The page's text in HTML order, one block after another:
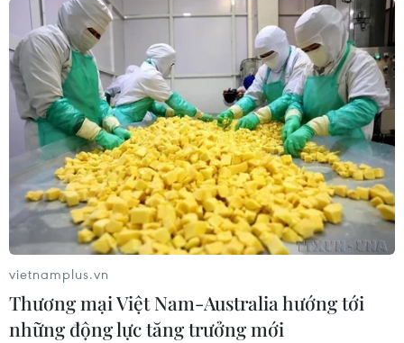
vietnamplus.vn
Thương mại Việt Nam-Australia hướng tới
những động lực tăng trưởng mới